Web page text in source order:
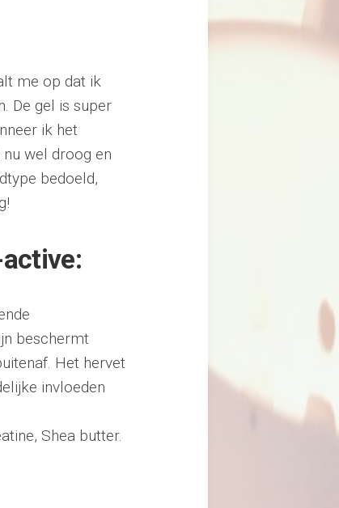
me op dat ik
De gel is super
ik het
wel droog en
bedoeld,
beschermt
Het hervet
invloeden
Shea butter.